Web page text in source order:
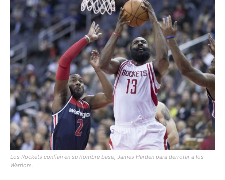
Los Rockets confían en su hombre base, James Harden para derrotar a los
Warriors.